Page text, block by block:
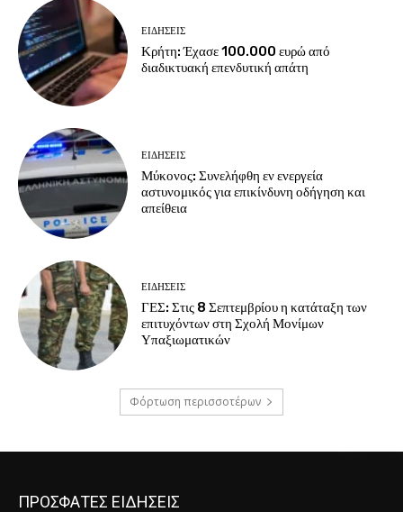
ΕΙΔΗΣΕΙΣ
Κρήτη: Έχασε 100.000 ευρώ από
διαδικτυακή επενδυτική απάτη
ΕΙΔΗΣΕΙΣ
Μύκονος: Συνελήφθη εν ενεργεία
αστυνομικός για επικίνδυνη οδήγηση και
απείθεια
ΕΙΔΗΣΕΙΣ
ΓΕΣ: Στις 8 Σεπτεμβρίου η κατάταξη των
επιτυχόντων στη Σχολή Μονίμων
Υπαξιωματικών
Φόρτωση περισσοτέρων
ΠΡΟΣΦΑΤΕΣ ΕΙΔΗΣΕΙΣ